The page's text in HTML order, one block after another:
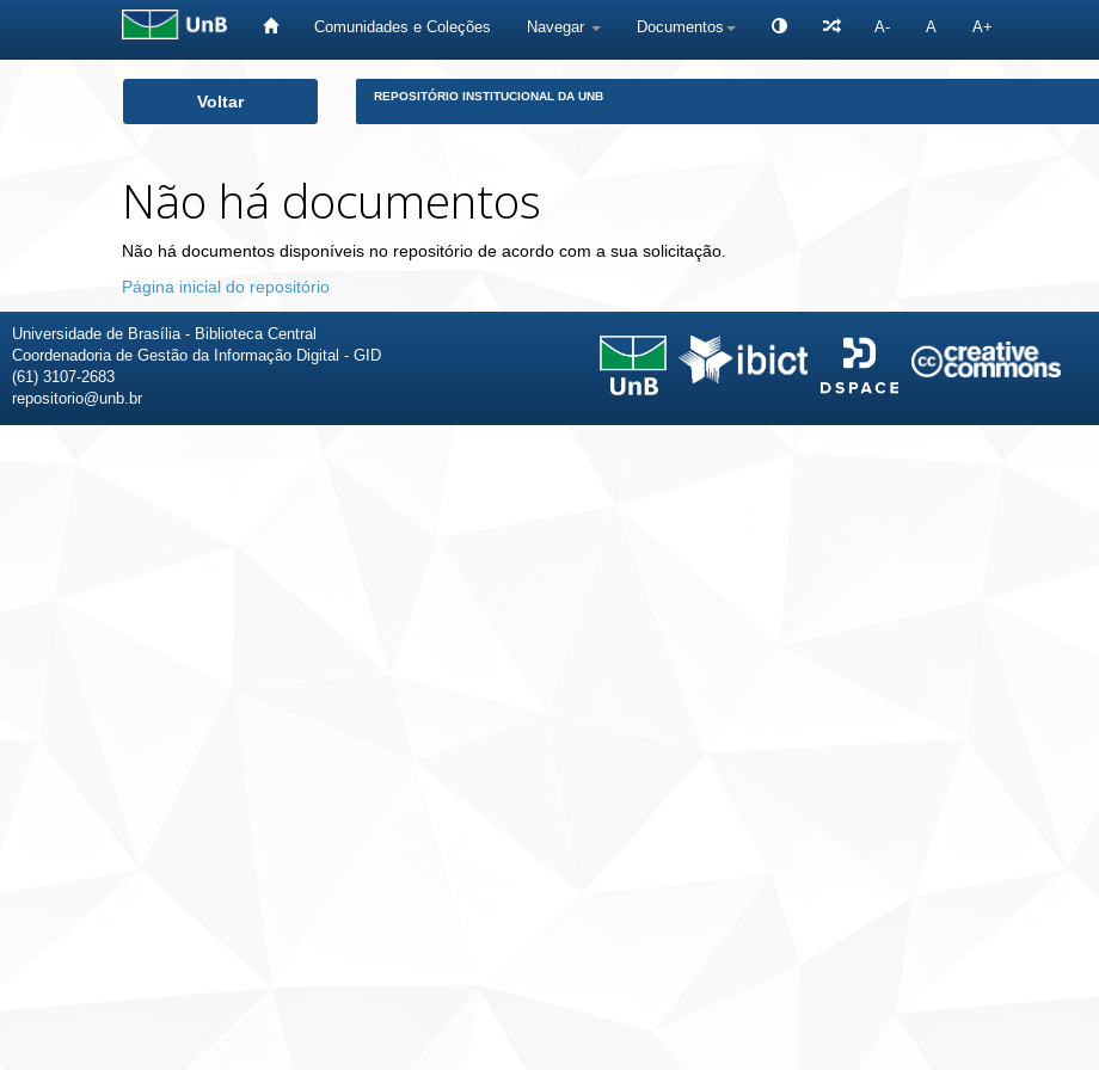
Comunidades e Coleções Navegar Documentos A- A A+
Voltar REPOSITÓRIO INSTITUCIONAL DA UNB
Não há documentos
Não há documentos disponíveis no repositório de acordo com a sua solicitação.
Página inicial do repositório
Universidade de Brasília - Biblioteca Central
Coordenadoria de Gestão da Informação Digital - GID
(61) 3107-2683
repositorio@unb.br